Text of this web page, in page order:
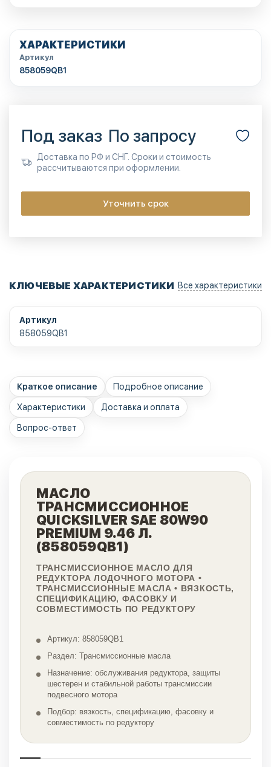
ХАРАКТЕРИСТИКИ
Артикул
858059QB1
Под заказ По запросу
Доставка по РФ и СНГ. Сроки и стоимость
рассчитываются при оформлении.
Уточнить срок
КЛЮЧЕВЫЕ ХАРАКТЕРИСТИКИ Все характеристики
Артикул
858059QB1
Краткое описание Подробное описание
Характеристики Доставка и оплата
Вопрос-ответ
МАСЛО
ТРАНСМИССИОННОЕ
QUICKSILVER SAE 80W90
PREMIUM 9.46 Л.
(858059QB1)
ТРАНСМИССИОННОЕ МАСЛО ДЛЯ
РЕДУКТОРА ЛОДОЧНОГО МОТОРА •
ТРАНСМИССИОННЫЕ МАСЛА • ВЯЗКОСТЬ,
СПЕЦИФИКАЦИЮ, ФАСОВКУ И
СОВМЕСТИМОСТЬ ПО РЕДУКТОРУ
Артикул: 858059QB1
Раздел: Трансмиссионные масла
Назначение: обслуживания редуктора, защиты
шестерен и стабильной работы трансмиссии
подвесного мотора
Подбор: вязкость, спецификацию, фасовку и
совместимость по редуктору